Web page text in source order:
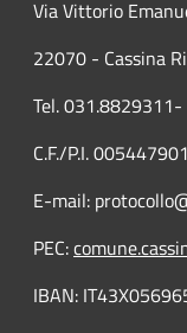
Via Vittorio
22070 - Cassina
Tel.
C.F./P.I.
E-mail:
PEC:
IBAN: